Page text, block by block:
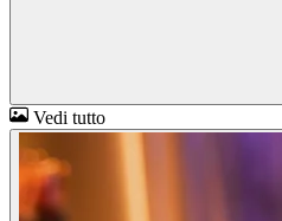
Vedi tutto